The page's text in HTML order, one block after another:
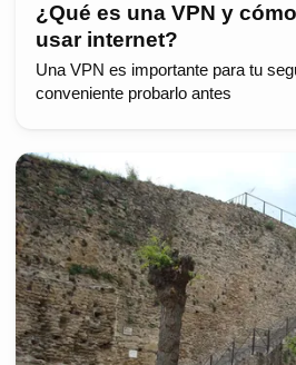
¿Qué es una VPN y
usar internet?
Una VPN es importante para tu
conveniente probarlo antes